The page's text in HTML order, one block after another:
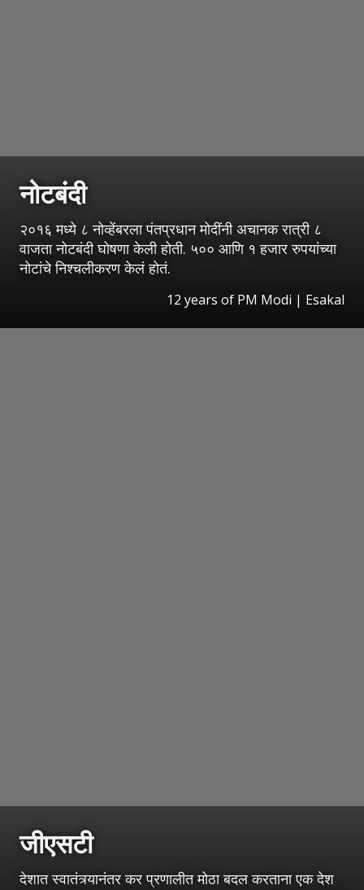
नोटबंदी
२०१६ मध्ये ८ नोव्हेंबरला पंतप्रधान मोदींनी अचानक रात्री ८
वाजता नोटबंदी घोषणा केली होती. ५०० आणि १ हजार रुपयांच्या
नोटांचे निश्चलीकरण केलं होतं.
12 years of PM Modi | Esakal
जीएसटी
देशात स्वातंत्र्यानंतर कर प्रणालीत मोठा बदल करताना एक देश